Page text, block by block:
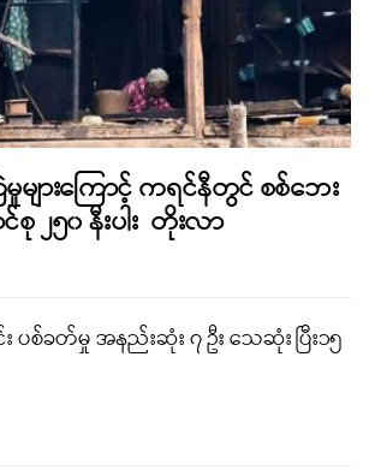
များကြောင့် ကရင်နီတွင် စစ်ဘေး
၂၅၀ နီးပါး တိုးလာ
ပစ်ခတ်မှု အနည်းဆုံး ၇ ဦး သေဆုံး ပြီး၁၅